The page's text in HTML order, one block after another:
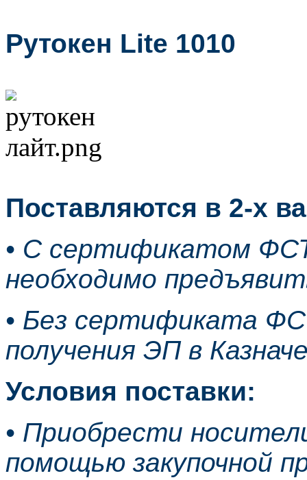
Рутокен Lite 1010
Поставляются в 2-х
• С сертификатом
необходимо
• Без сертификата
получения ЭП в
Условия поставки:
• Приобрести
помощью закупочной